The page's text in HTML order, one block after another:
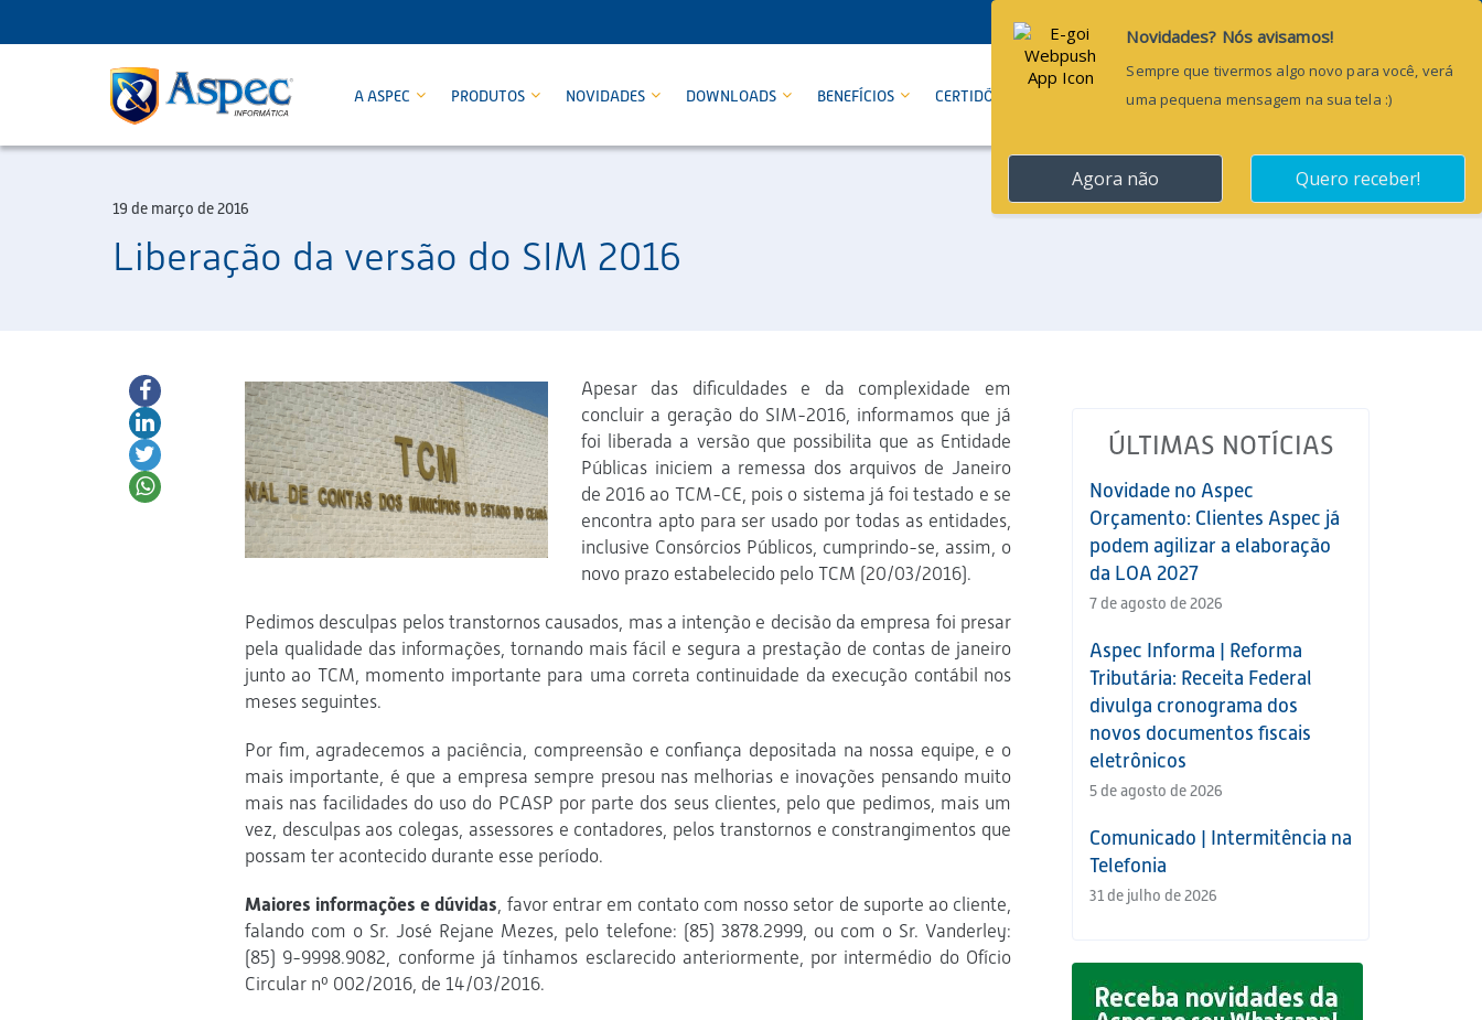
A ASPEC PRODUTOS NOVIDADES DOWNLOADS BENEFÍCIOS CERTIDÕES CONTATO Pesquisar...
19 de março de 2016
Liberação da versão do SIM 2016
Apesar das dificuldades e da complexidade em
concluir a geração do SIM-2016, informamos que já
foi liberada a versão que possibilita que as Entidade
Públicas iniciem a remessa dos arquivos de Janeiro
de 2016 ao TCM-CE, pois o sistema já foi testado e se
encontra apto para ser usado por todas as entidades,
inclusive Consórcios Públicos, cumprindo-se, assim, o
novo prazo estabelecido pelo TCM (20/03/2016).
Pedimos desculpas pelos transtornos causados, mas a intenção e decisão da empresa foi presar
pela qualidade das informações, tornando mais fácil e segura a prestação de contas de janeiro
junto ao TCM, momento importante para uma correta continuidade da execução contábil nos
meses seguintes.
Por fim, agradecemos a paciência, compreensão e confiança depositada na nossa equipe, e o
mais importante, é que a empresa sempre presou nas melhorias e inovações pensando muito
mais nas facilidades do uso do PCASP por parte dos seus clientes, pelo que pedimos, mais um
vez, desculpas aos colegas, assessores e contadores, pelos transtornos e constrangimentos que
possam ter acontecido durante esse período.
Maiores informações e dúvidas, favor entrar em contato com nosso setor de suporte ao cliente,
falando com o Sr. José Rejane Mezes, pelo telefone: (85) 3878.2999, ou com o Sr. Vanderley:
(85) 9-9998.9082, conforme já tínhamos esclarecido anteriormente, por intermédio do Ofício
Circular nº 002/2016, de 14/03/2016.
ÚLTIMAS NOTÍCIAS
Novidade no Aspec
Orçamento: Clientes Aspec já
podem agilizar a elaboração
da LOA 2027
7 de agosto de 2026
Aspec Informa | Reforma
Tributária: Receita Federal
divulga cronograma dos
novos documentos fiscais
eletrônicos
5 de agosto de 2026
Comunicado | Intermitência na
Telefonia
31 de julho de 2026